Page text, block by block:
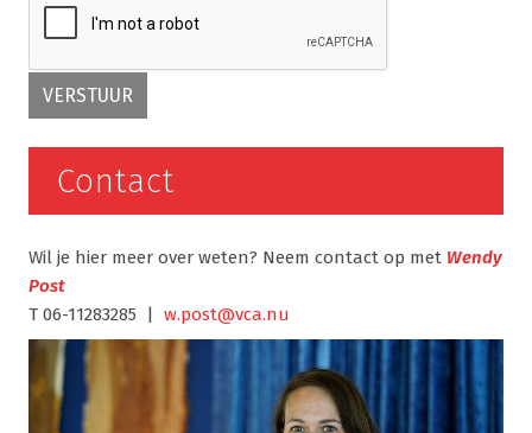
Contact
Wil je hier meer over weten? Neem contact op met Wendy
Post
T 06-11283285 | w.post@vca.nu